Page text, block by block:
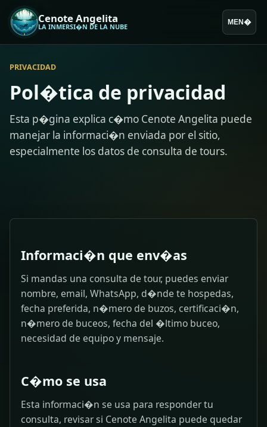
Cenote Angelita
LA INMERSI�N DE LA NUBE MEN�
PRIVACIDAD
Pol�tica de privacidad
Esta p�gina explica c�mo Cenote Angelita puede
manejar la informaci�n enviada por el sitio,
especialmente los datos de consulta de tours.
Informaci�n que env�as
Si mandas una consulta de tour, puedes enviar
nombre, email, WhatsApp, d�nde te hospedas,
fecha preferida, n�mero de buzos, certificaci�n,
n�mero de buceos, fecha del �ltimo buceo,
necesidad de equipo y mensaje.
C�mo se usa
Esta informaci�n se usa para responder tu
consulta, revisar si Cenote Angelita puede quedar